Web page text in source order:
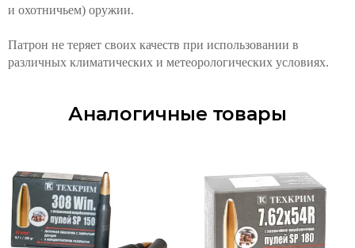
и охотничьем) оружии.
Патрон не теряет своих качеств при использовании в
различных климатических и метеорологических условиях.
Аналогичные товары